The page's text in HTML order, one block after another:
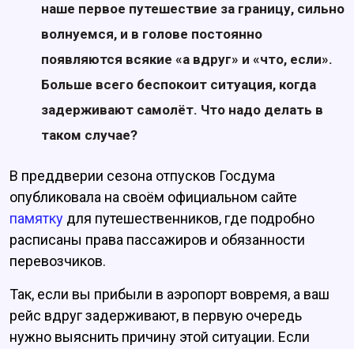
наше первое путешествие за границу, сильно
волнуемся, и в голове постоянно
появляются всякие «а вдруг» и «что, если».
Больше всего беспокоит ситуация, когда
задерживают самолёт. Что надо делать в
таком случае?
В преддверии сезона отпусков Госдума
опубликовала на своём официальном сайте
памятку для путешественников, где подробно
расписаны права пассажиров и обязанности
перевозчиков.
Так, если вы прибыли в аэропорт вовремя, а ваш
рейс вдруг задерживают, в первую очередь
нужно выяснить причину этой ситуации. Если